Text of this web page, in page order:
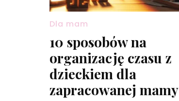
Dla mam
10 sposobów na
organizację czasu z
dzieckiem dla
zapracowanej mamy